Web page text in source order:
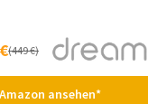
(449 €)
ansehen*